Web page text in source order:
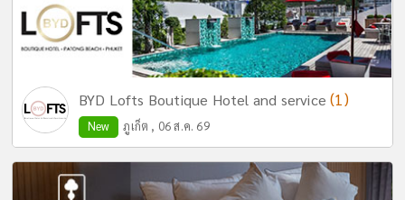
BYD Lofts Boutique Hotel and service(1)
New ภูเก็ต , 06 ส.ค. 69